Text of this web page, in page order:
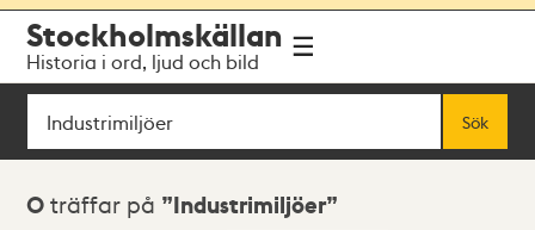
navigationen
huvudinnehållet
Stockholmskällan
Historia i ord, ljud och bild
Sök
Sök
Sökresultat
0 träffar på Industrimiljöer